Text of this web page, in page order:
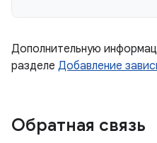
Дополнительную
разделе Добавление
Обратная связь